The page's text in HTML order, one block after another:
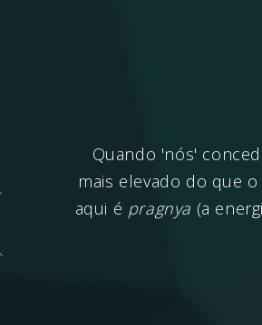
Quando 'nós'
mais elevado do que
aqui é pragnya (a